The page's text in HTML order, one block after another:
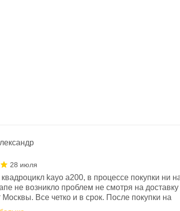
28 июля
kayo a200, в процессе покупки ни
не возникло проблем не смотря на доставку
Москвы. Все четко и в срок. После покупки на
всегда был 0, при этом представители